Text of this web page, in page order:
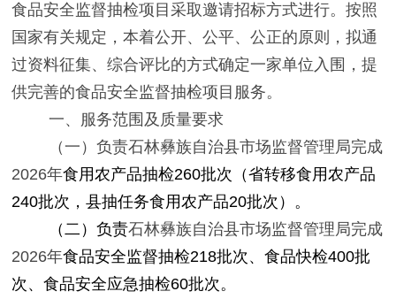
食品安全监督抽检项目采取邀请招标方式进行。按照
国家有关规定，本着公开、公平、公正的原则，拟通
过资料征集、综合评比的方式确定一家单位入围，提
供完善的食品安全监督抽检项目服务。
一、 服务范围及质量要求
（一）负责石林彝族自治县市场监督管理局完成
2026年食用农产品抽检260批次（省转移食用农产品
240批次，县抽任务食用农产品20批次）。
（二）负责石林彝族自治县市场监督管理局完成
2026年食品安全监督抽检218批次、食品快检400批
次、食品安全应急抽检60批次。